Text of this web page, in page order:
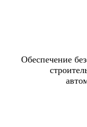
Обеспечение